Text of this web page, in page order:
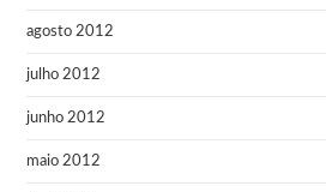
agosto 2012
julho 2012
junho 2012
maio 2012